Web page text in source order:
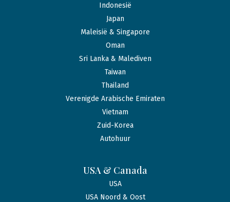
Indonesië
Japan
Maleisië & Singapore
Oman
Sri Lanka & Malediven
Taiwan
Thailand
Verenigde Arabische Emiraten
Vietnam
Zuid-Korea
Autohuur
USA & Canada
USA
USA Noord & Oost